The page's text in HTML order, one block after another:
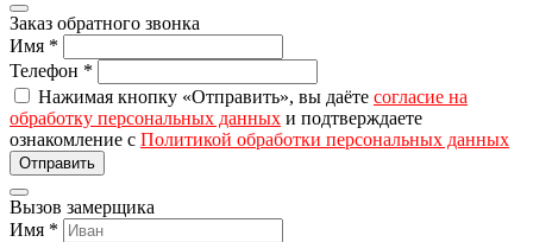
Заказ обратного звонка
Имя *
Телефон *
Нажимая кнопку «Отправить», вы даёте согласие на
обработку персональных данных и подтверждаете
ознакомление с Политикой обработки персональных данных
Вызов замерщика
Имя *